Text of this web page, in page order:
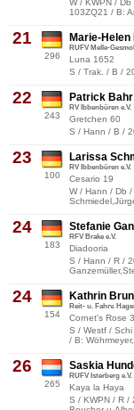
W / KWPN /
103ZQ21 / B:
21
296
Marie-Helen
RUFV Melle-
Luna 1652
S / Trak. / B /
22
243
Patrick Bahr
RV Ibbenbüren e.V.
Gretchen 60
S / Hann / B /
23
100
Larissa
RV Ibbenbüren e.V.
Cesario 19
W / Hann / Db
24
183
Stefanie
RFV Brake e.V.
Diadooria
S / Hann / R /
24
154
Kathrin
Reit- u. Fahrv.
Cornet's Rose 3
S / Westf /
/ B:
26
265
Saskia
RUFV Isterberg e.V.
Kaya la Haya
S / KWPN / R /